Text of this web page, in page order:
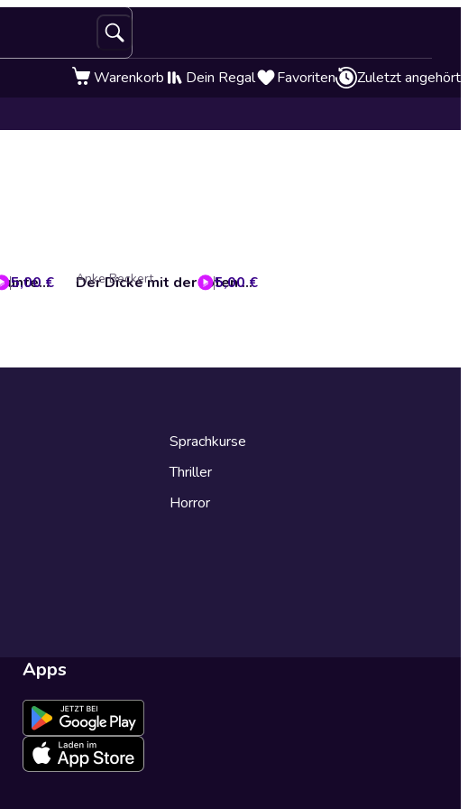
Warenkorb Dein Regal Favoriten Zuletzt angehört
Das Geheimnis der unterirdischen Höhle (Tommy und seine Freunde 8)
5,00 € Der Dicke mit der roten Perücke (Tommy und seine Freunde 7)
Anke Beckert 5,00 €
Sprachkurse
Thriller
Horror
Apps